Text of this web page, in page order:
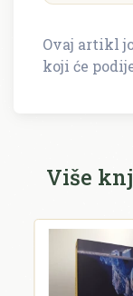
E-mail se ne
Ovaj artikl
koji će
Više